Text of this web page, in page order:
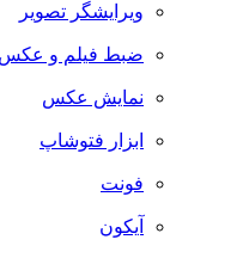
ویرایشگر تصویر
ضبط فيلم و عكس
نمایش عکس
ابزار فتوشاپ
فونت
آیکون